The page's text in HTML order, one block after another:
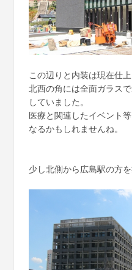
この辺りと内装は現在仕
北西の角には全面ガラス
していました。
医療と関連したイベント
なるかもしれませんね。
少し北側から広島駅の方を